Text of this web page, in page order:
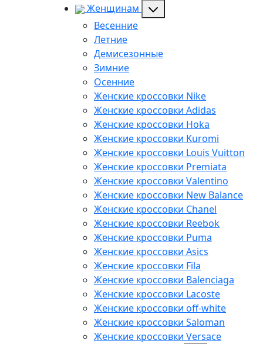
Женщинам
Весенние
Летние
Демисезонные
Зимние
Осенние
Женские кроссовки Nike
Женские кроссовки Adidas
Женские кроссовки Hoka
Женские кроссовки Kuromi
Женские кроссовки Louis Vuitton
Женские кроссовки Premiata
Женские кроссовки Valentino
Женские кроссовки New Balance
Женские кроссовки Chanel
Женские кроссовки Reebok
Женские кроссовки Puma
Женские кроссовки Asics
Женские кроссовки Fila
Женские кроссовки Balenciaga
Женские кроссовки Lacoste
Женские кроссовки off-white
Женские кроссовки Saloman
Женские кроссовки Versace